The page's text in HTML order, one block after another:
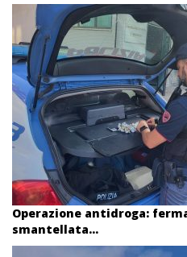
Operazione antidroga:
smantellata...